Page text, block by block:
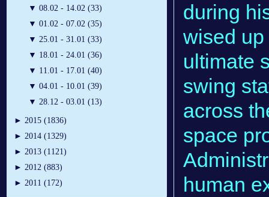
▼ 08.02 - 14.02 (33)
▼ 01.02 - 07.02 (35)
▼ 25.01 - 31.01 (33)
▼ 18.01 - 24.01 (36)
▼ 11.01 - 17.01 (40)
▼ 04.01 - 10.01 (39)
▼ 28.12 - 03.01 (13)
► 2015 (1836)
► 2014 (1329)
► 2013 (1121)
► 2012 (883)
► 2011 (172)
during
wised
ultimate
swing
across
space
human